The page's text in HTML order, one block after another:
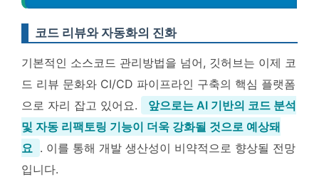
코드 리뷰와 자동화의 진화
기본적인 소스코드 관리방법을 넘어, 깃허브는 이제 코
드 리뷰 문화와 CI/CD 파이프라인 구축의 핵심 플랫폼
으로 자리 잡고 있어요.
앞으로는 AI 기반의 코드 분석
및 자동 리팩토링 기능이 더욱 강화될 것으로 예상돼
요 . 이를 통해 개발 생산성이 비약적으로 향상될 전망
입니다.